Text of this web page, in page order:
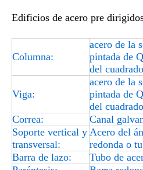
Edificios de acero pre
Columna:
acero de la
pintada de
del cuadrado
Viga:
acero de la
pintada de
del cuadrado
Correa:
Canal
Soporte vertical y
transversal:
Acero del
redonda o
Barra de lazo:
Tubo de